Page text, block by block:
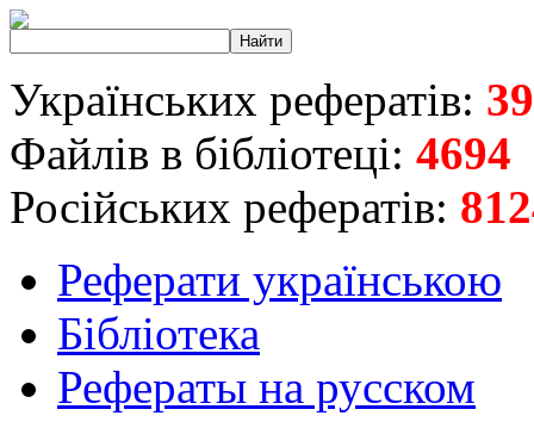
Українських рефератів:
Файлів в бібліотеці: 4694
Російських рефератів:
Реферати українською
Бібліотека
Рефераты на русском